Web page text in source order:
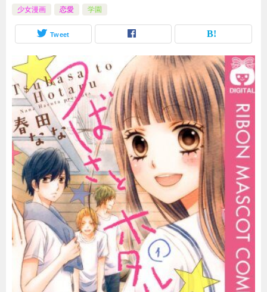
少女漫画
恋愛 学園
Tweet